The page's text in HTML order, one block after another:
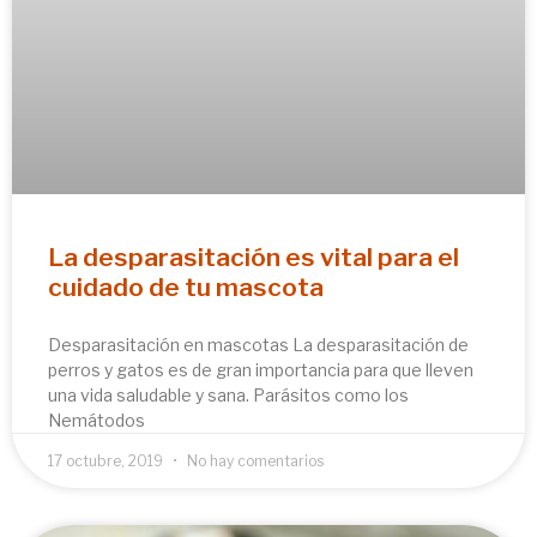
La desparasitación es vital para el
cuidado de tu mascota
Desparasitación en mascotas La desparasitación de
perros y gatos es de gran importancia para que lleven
una vida saludable y sana. Parásitos como los
Nemátodos
17 octubre, 2019 No hay comentarios